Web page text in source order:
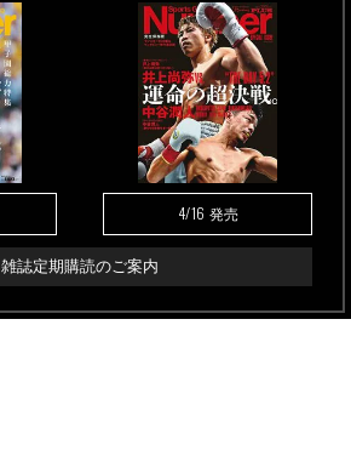
4/16 発売
雑誌定期購読のご案内